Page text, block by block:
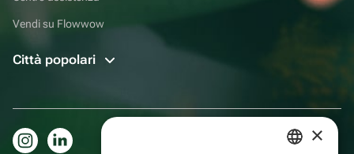
Vendi su Flowwow
Città popolari
×